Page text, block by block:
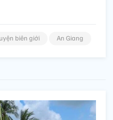
biên giới An Giang